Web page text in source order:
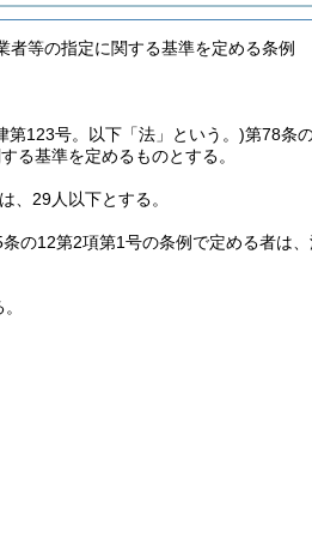
等の指定に関する基準を定める条例
第123号。以下「法」という。)第78条
る基準を定めるものとする。
、29人以下とする。
の12第2項第1号の条例で定める者は、